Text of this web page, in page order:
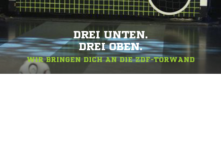
DREI UNTEN.
DREI OBEN.
WIR BRINGEN DICH AN DIE ZDF-TORWAND